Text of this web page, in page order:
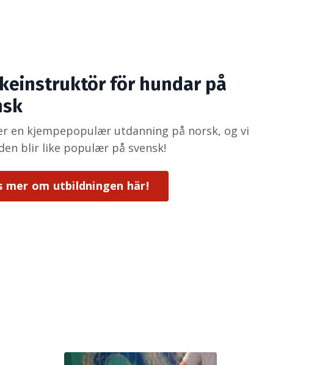
för hundar på
en kjempepopulær utdanning på norsk, og vi
blir like populær på svensk!
mer om utbildningen här!